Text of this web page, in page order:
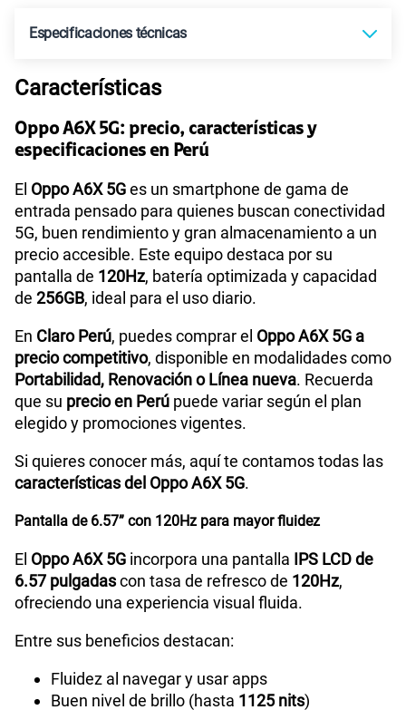
Paga solo S/159.90
Paga solo
185GBen alta velocidad
S/ 189.90
Paga solo
200GBen alta velocidad
S/ 289.90
Especificaciones técnicas
Tecnología de Pantalla
Procesador MediaTek MT6835T
Tamaño de Pantalla
WiFI Yes,802.11 b/g/n/a/ac
Bluetooth
Cámara de fotos Principal 50MP+2MP
Características
Oppo A6X 5G: precio, características y
especificaciones en Perú
El Oppo A6X 5Ges un smartphone de gama de
entrada pensado para quienes buscan conectividad
5G, buen rendimiento y gran almacenamiento a un
precio accesible. Este equipo destaca por su
pantalla de 120Hz, batería optimizada y capacidad
de 256GB, ideal para el uso diario.
En Claro Perú, puedes comprar el Oppo A6X 5G a
precio competitivo, disponible en modalidades como
Portabilidad, Renovación o Línea nueva. Recuerda
que su precio en Perú puede variar según el plan
elegido y promociones vigentes.
Si quieres conocer más, aquí te contamos todas las
características del Oppo A6X 5G.
Pantalla de 6.57” con 120Hz para mayor fluidez
El Oppo A6X 5G incorpora una pantalla IPS LCD de
6.57 pulgadascon tasa de refresco de 120Hz,
ofreciendo una experiencia visual fluida.
Entre sus beneficios destacan:
Fluidez al navegar y usar apps
Buen nivel de brillo (hasta 1125 nits)